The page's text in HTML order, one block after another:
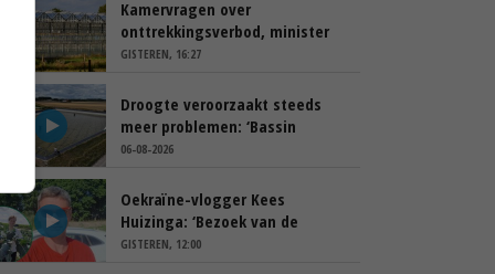
Kamervragen over
onttrekkingsverbod, minister
spreekt van ‘ondernemersrisico’
GISTEREN, 16:27
Droogte veroorzaakt steeds
meer problemen: ‘Bassin
afgelopen week al leeg’
06-08-2026
Oekraïne-vlogger Kees
Huizinga: ‘Bezoek van de
ambassade mag zelf groente
GISTEREN, 12:00